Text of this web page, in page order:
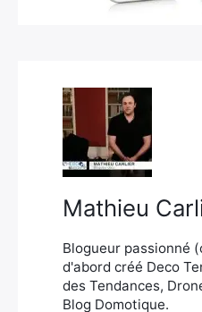
Mathieu
Blogueur passionné
d'abord créé Deco
des Tendances,
Blog Domotique.
Rechercher
: